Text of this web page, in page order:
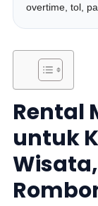
overtime, tol,
Rental
untuk